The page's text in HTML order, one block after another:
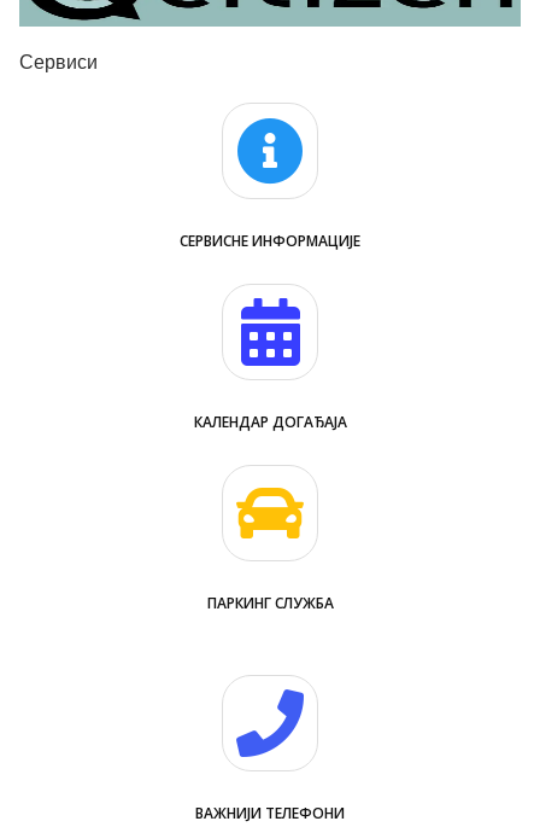
Сервиси
СЕРВИСНЕ ИНФОРМАЦИЈЕ
КАЛЕНДАР ДОГАЂАЈА
ПАРКИНГ СЛУЖБА
ВАЖНИЈИ ТЕЛЕФОНИ